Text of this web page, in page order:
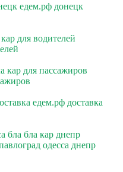
едем.рф донецк
для водителей
кар для пассажиров
едем.рф доставка
бла бла кар днепр
одесса днепр